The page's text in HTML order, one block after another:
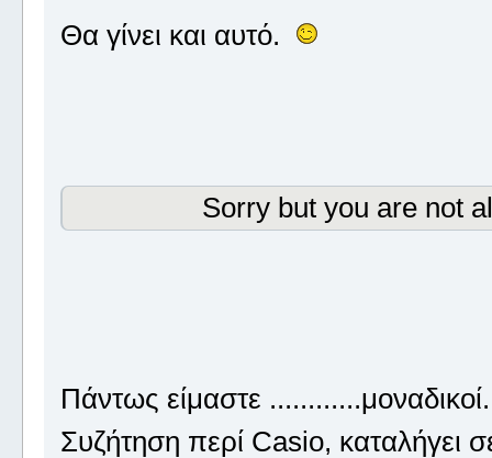
Θα γίνει και αυτό.
Sorry but you are not
Πάντως είμαστε
Συζήτηση περί Casio, καταλήγει